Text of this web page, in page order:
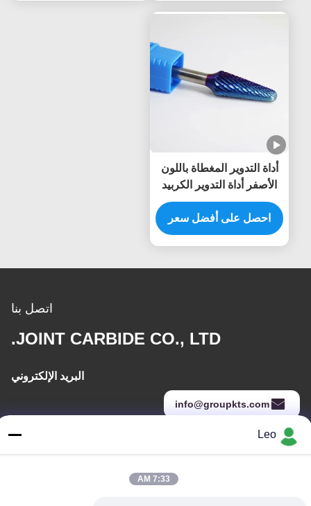
أداة التدوير المغطاة باللون
الأصفر أداة التدوير الكربيد
التنغستنية
احصل على أفضل سعر
اتصل بنا
JOINT CARBIDE CO., LTD.
البريد الإلكتروني
info@groupkts.com
عنواننا
Leo
7:33 AM